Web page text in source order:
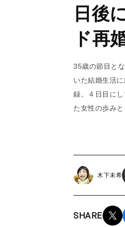
日後
ド再
35歳の節目と
いた結婚生活
録。４日目に
た女性の歩みと
木下未希
SHARE